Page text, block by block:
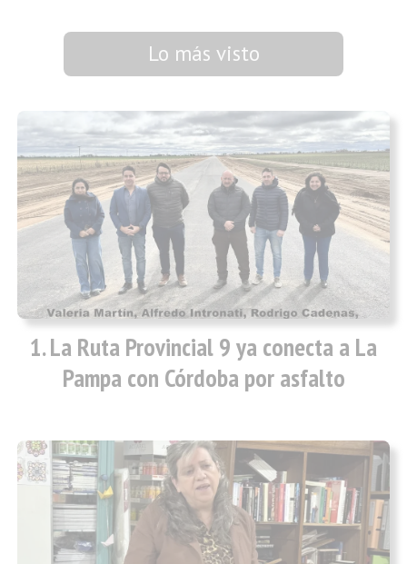
Lo más visto
La Ruta Provincial 9 ya conecta a La
Pampa con Córdoba por asfalto